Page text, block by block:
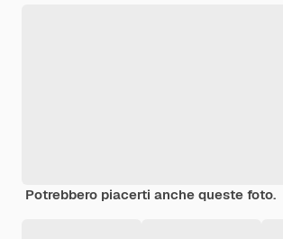
Potrebbero piacerti anche queste foto.